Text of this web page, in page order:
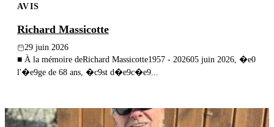
AVIS
Richard Massicotte
29 juin 2026
■ À la mémoire deRichard Massicotte1957 - 202605 juin 2026, �e0
l'�e9ge de 68 ans, �c9st d�e9c�e9...